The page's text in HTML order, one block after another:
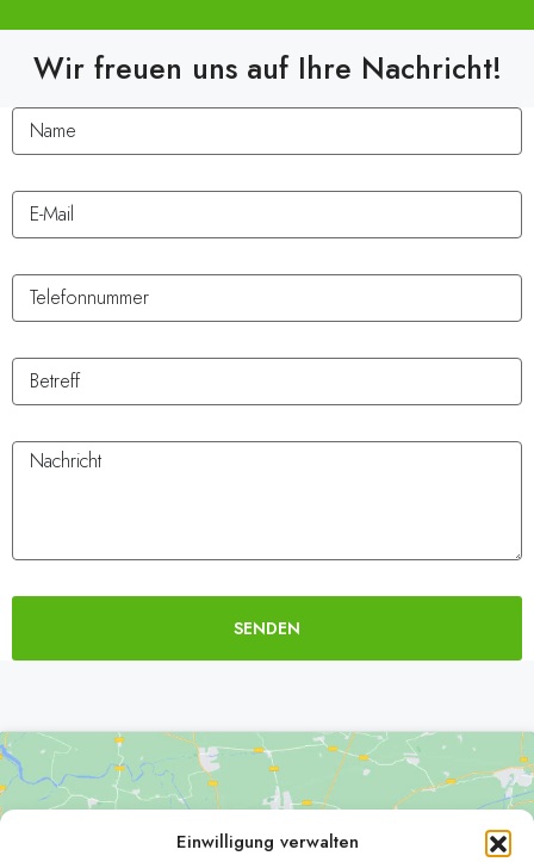
Einwilligung verwalten
Wir freuen uns auf Ihre Nachricht!
SENDEN